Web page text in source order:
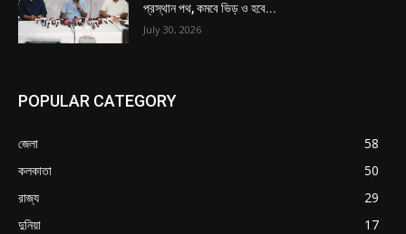
প্রস্থান পথ, কমবে ভিড় ও হবে...
July 30, 2026
POPULAR CATEGORY
জেলা
58
কলকাতা
50
রাজ্য
29
দুনিয়া
17